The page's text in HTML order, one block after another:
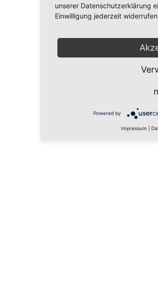
unserer Datenschutzerklärung
Einwilligung jederzeit
Powered by
Impressum